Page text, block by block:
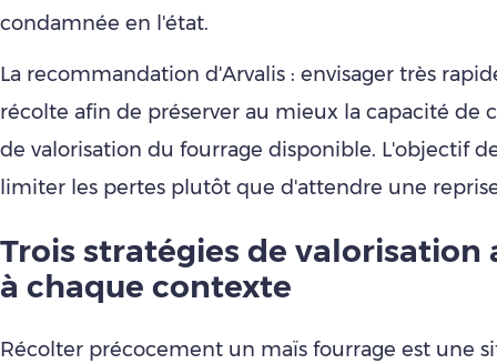
condamnée en l'état.
La recommandation d'Arvalis : envisager très
récolte afin de préserver au mieux la capacité de
de valorisation du fourrage disponible. L'objectif
limiter les pertes plutôt que d'attendre une
Trois stratégies de valorisation
à chaque contexte
Récolter précocement un maïs fourrage est une